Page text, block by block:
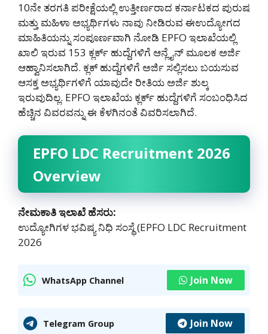
10ನೇ ತರಗತಿ ಪರೀಕ್ಷೆಯಲ್ಲಿ ಉತ್ತೀರ್ಣರಾದ ಕರ್ನಾಟಕದ ಪುರುಷ
ಮತ್ತು ಮಹಿಳಾ ಅಭ್ಯರ್ಥಿಗಳು ನಾವು ನೀಡಿರುವ ಈಉದ್ಯೋಗದ
ಮಾಹಿತಿಯನ್ನು ಸಂಪೂರ್ಣವಾಗಿ ನೋಡಿ EPFO ಇಲಾಖೆಯಲ್ಲಿ
ಖಾಲಿ ಇರುವ 153 ಕ್ಲರ್ಕ್ ಹುದ್ದೆಗಳಿಗೆ ಆನ್ಲೈನ್ ಮೂಲಕ ಅರ್ಜಿ
ಆಹ್ವಾನಿಸಲಾಗಿದೆ. ಕ್ಲಕ್ ಹುದ್ದೆಗಳಿಗೆ ಅರ್ಜಿ ಸಲ್ಲಿಸಲು ಬಯಸುವ
ಆಸಕ್ತ ಅಭ್ಯರ್ಥಿಗಳಿಗೆ ಯಾವುದೇ ರೀತಿಯ ಅರ್ಜಿ ಶುಲ್ಕ
ಇರುವುದಿಲ್ಲ. EPFO ಇಲಾಖೆಯ ಕ್ಲರ್ಕ್ ಹುದ್ದೆಗಳಿಗೆ ಸಂಬಂಧಿಸಿದ
ಹೆಚ್ಚಿನ ವಿವರವನ್ನು ಈ ಕೆಳಗಿನಂತೆ ವಿವರಿಸಲಾಗಿದೆ.
EPFO LDC Recruitment 2026
Overview
ನೇಮಕಾತಿ ಇಲಾಖೆ ಹೆಸರು:
ಉದ್ಯೋಗಿಗಳ ಭವಿಷ್ಯ ನಿಧಿ ಸಂಸ್ಥೆ (EPFO LDC Recruitment
2026
WhatsApp Channel Join Now
Telegram Group Join Now